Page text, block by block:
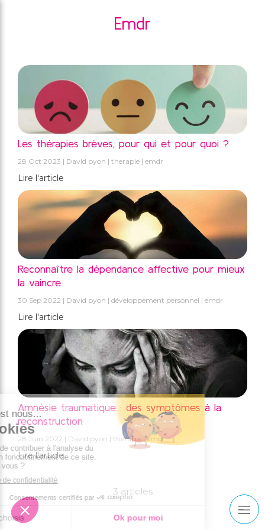
Emdr
Les thérapies brèves, pour qui et pour quoi ?
28 Oct 2023 David pyon therapie emdr
Lire l'article
Reconnaître la dépendance affective pour mieux
la vaincre
30 Sep 2022 David pyon développement personnel emdr
Lire l'article
Amnésie traumatique : des symptômes à la
reconstruction
28 Juin 2022 David pyon therapie emdr
Lire l'article
3 articles